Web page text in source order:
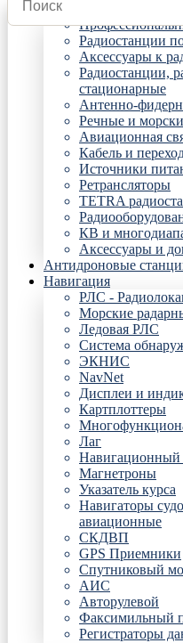
Радиостанции
Радиостанции
Аксессуары к
Радиостанции,
стационарные
Антенно-
Речные и
Авиационная
Кабель и
Источники
Ретрансляторы
TETRA
КВ и
Аксессуары и
Антидроновые
Навигация
РЛС -
Морские
Ледовая РЛС
Система
ЭКНИС
NavNet
Дисплеи и
Картплоттеры
Лаг
Навигационный
Магнетроны
Указатель курса
Навигаторы
авиационные
СКДВП
GPS Приемники
Спутниковый
АИС
Авторулевой
Факсимильный
Регистраторы